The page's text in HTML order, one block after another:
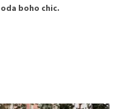
boho chic.